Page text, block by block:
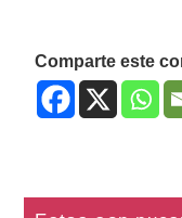
Comparte este